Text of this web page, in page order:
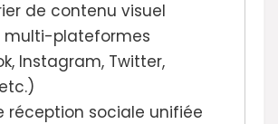
de contenu visuel
multi-plateformes
Instagram, Twitter,
réception sociale unifiée